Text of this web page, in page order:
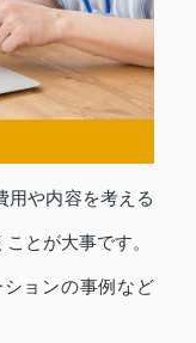
用や内容を考える
とが大事です。
ョンの事例など